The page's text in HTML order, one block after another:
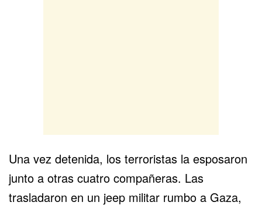
Una vez detenida, los terroristas la esposaron
junto a otras cuatro compañeras. Las
trasladaron en un jeep militar rumbo a Gaza,